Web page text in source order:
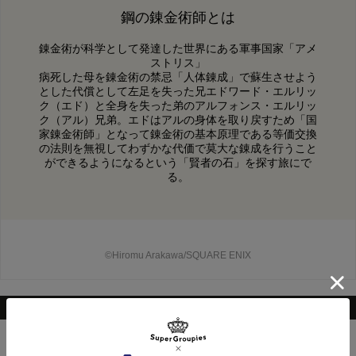
鋼の錬金術師とは
錬金術が科学として発達した世界にある軍事国家「アメ
ストリス」
病死した母を錬金術の禁忌「人体錬成」で蘇生させよう
とした代償として左足を失った兄エドワード・エルリッ
ク（エド）と全身を失った弟のアルフォンス・エルリッ
ク（アル）兄弟。エドはアルの身体を取り戻すため「国
家錬金術師」となって錬金術の基本原理である等価交換
の法則を無視してわずかな代価で莫大な錬成を行うこと
ができるようになるという「賢者の石」を探す旅にで
る。
©Hiromu Arakawa/SQUARE ENIX